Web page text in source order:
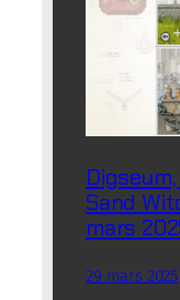
Sand
mars
29 mars 2025